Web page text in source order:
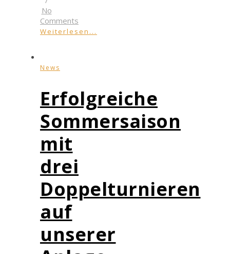
No
Comments
Weiterlesen...
News
Erfolgreiche
Sommersaison
mit
drei
Doppelturnieren
auf
unserer